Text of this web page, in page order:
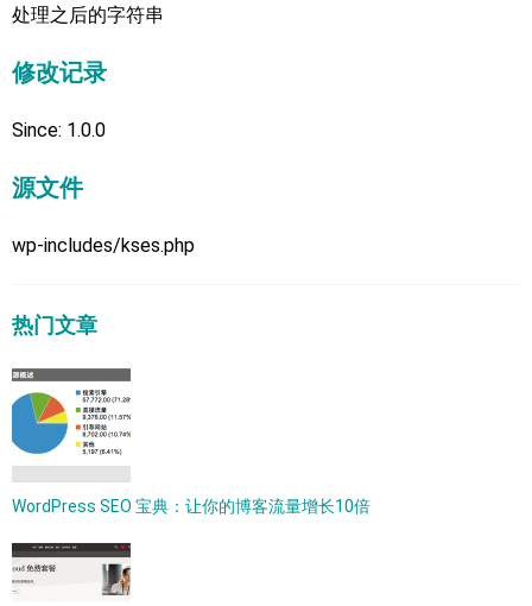
处理之后的字符串
修改记录
Since: 1.0.0
源文件
wp-includes/kses.php
热门文章
WordPress SEO 宝典：让你的博客流量增长10倍